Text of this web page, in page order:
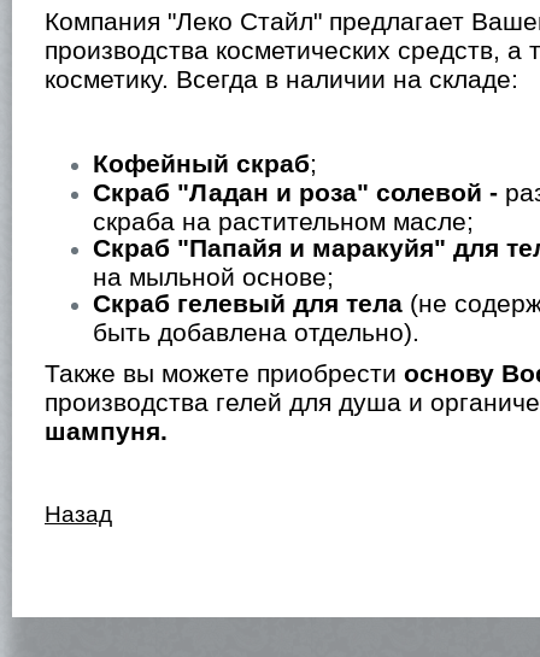
Компания "Леко Стайл" предлагает
производства косметических средств, а
косметику. Всегда в наличии на складе:
Кофейный скраб;
Скраб "Ладан и роза" солевой -
скраба на растительном масле;
Скраб "Папайя и маракуйя" для
на мыльной основе;
Скраб гелевый для тела (не
быть добавлена отдельно).
Также вы можете приобрести основу
производства гелей для душа и
шампуня.
Назад